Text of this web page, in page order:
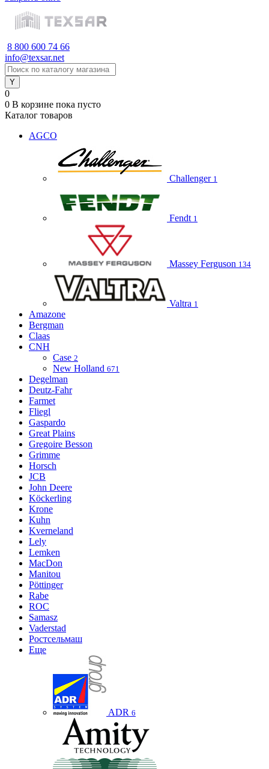
8 800 600 74 66
info@texsar.net
0
0 В корзине пока пусто
Каталог товаров
AGCO
Challenger 1
Fendt 1
Massey Ferguson 134
Valtra 1
Amazone
Bergman
Claas
CNH
Case 2
New Holland 671
Degelman
Deutz-Fahr
Farmet
Fliegl
Gaspardo
Great Plains
Gregoire Besson
Grimme
Horsch
JCB
John Deere
Köckerling
Krone
Kuhn
Kverneland
Lely
Lemken
MacDon
Manitou
Pöttinger
Rabe
ROC
Samasz
Vaderstad
Ростсельмаш
Еще
ADR 6